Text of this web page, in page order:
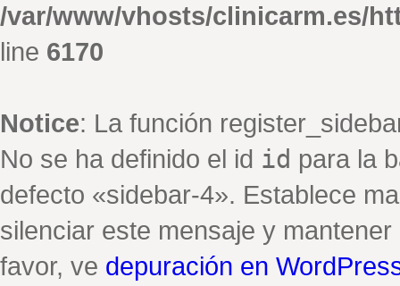
/var/www/vhosts/clinicarm.es/
line 6170
Notice: La función
No se ha definido el id id para la
defecto «sidebar-4». Establece
silenciar este mensaje y
favor, ve depuración en